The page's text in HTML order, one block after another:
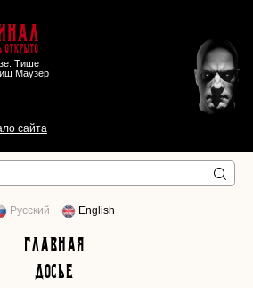
открыто
Тише
Маузер
сайта
Русский English
Главная
Досье